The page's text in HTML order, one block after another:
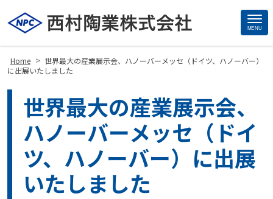
MENU
Home > 世界最大の産業展示会、ハノーバーメッセ（ドイツ、ハノーバー）
に出展いたしました
世界最大の産業展示会、
ハノーバーメッセ（ドイ
ツ、ハノーバー）に出展
いたしました
Site
Footer